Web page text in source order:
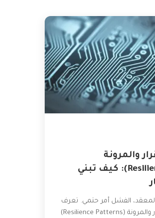
والمرونة
(Resilience Patterns): كيف تبني
المعقد، الفشل أمر حتمي. تعرف
على أنماط الاستقرار والمرونة (Resilience Patterns)